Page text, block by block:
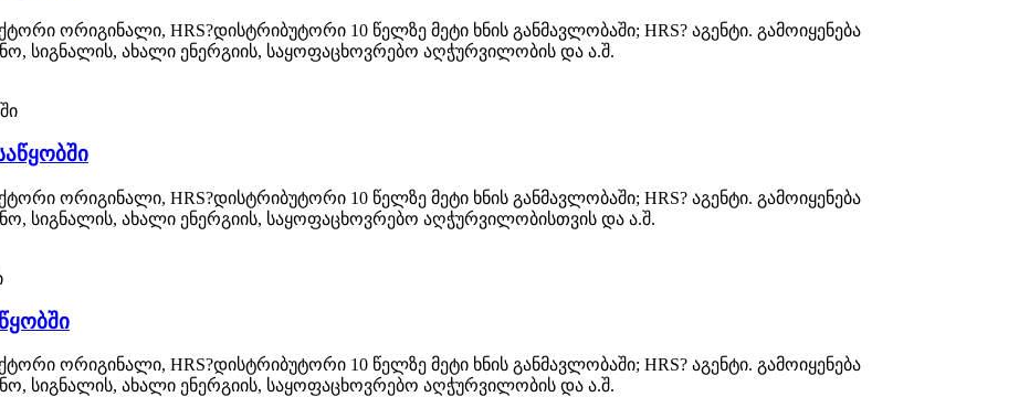
ორიგინალი, HRS?დისტრიბუტორი 10 წელზე მეტი ხნის განმავლობაში; HRS? აგენტი. გამოიყენება
სიგნალის, ახალი ენერგიის, საყოფაცხოვრებო აღჭურვილობის და ა.შ.
ორიგინალი, HRS?დისტრიბუტორი 10 წელზე მეტი ხნის განმავლობაში; HRS? აგენტი. გამოიყენება
სიგნალის, ახალი ენერგიის, საყოფაცხოვრებო აღჭურვილობისთვის და ა.შ.
ორიგინალი, HRS?დისტრიბუტორი 10 წელზე მეტი ხნის განმავლობაში; HRS? აგენტი. გამოიყენება
სიგნალის, ახალი ენერგიის, საყოფაცხოვრებო აღჭურვილობის და ა.შ.